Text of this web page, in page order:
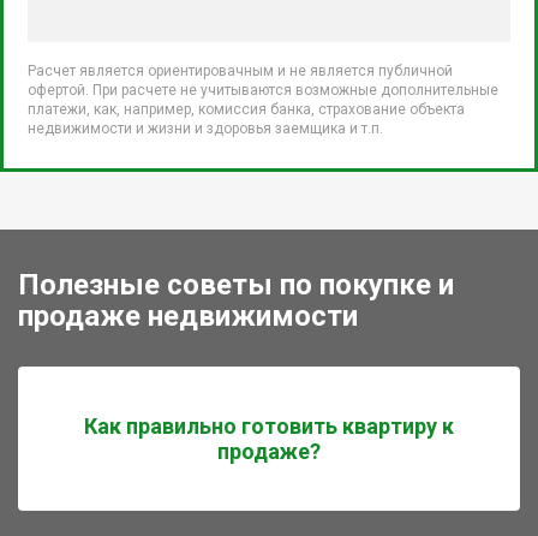
Расчет является ориентировачным и не является публичной
офертой. При расчете не учитываются возможные дополнительные
платежи, как, например, комиссия банка, страхование объекта
недвижимости и жизни и здоровья заемщика и т.п.
Полезные советы по покупке и
продаже недвижимости
Как правильно готовить квартиру к
продаже?